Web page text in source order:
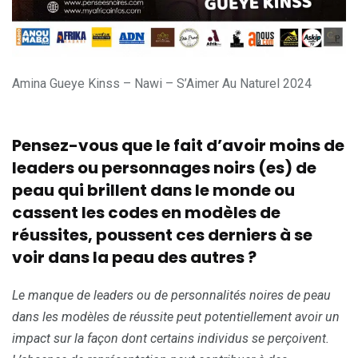
Amina Gueye Kinss – Nawi – S’Aimer Au Naturel 2024
Pensez-vous que le fait d’avoir moins de
leaders ou personnages noirs (es) de
peau qui brillent dans le monde ou
cassent les codes en modèles de
réussites, poussent ces derniers à se
voir dans la peau des autres ?
Le manque de leaders ou de personnalités noires de peau
dans les modèles de réussite peut potentiellement avoir un
impact sur la façon dont certains individus se perçoivent.